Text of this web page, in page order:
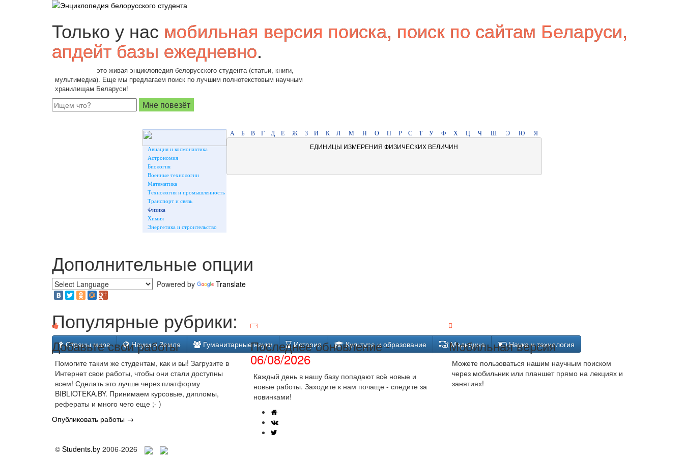
Только у нас мобильная версия поиска, поиск по сайтам Беларуси,
апдейт базы ежедневно.
- это живая энциклопедия белорусского студента (статьи, книги,
мультимедиа). Еще мы предлагаем поиск по лучшим полнотекстовым научным
хранилищам Беларуси!
Авиация и космонавтика
Астрономия
Биология
Военные технологии
Математика
Технология и промышленность
Транспорт и связь
Физика
Химия
Энергетика и строительство
А Б В Г Д Е Ж З И К Л М Н О П Р С Т У Ф Х Ц Ч Ш Э Ю
Я
ЕДИНИЦЫ ИЗМЕРЕНИЯ ФИЗИЧЕСКИХ ВЕЛИЧИН
Дополнительные опции
Powered by Translate
Популярные рубрики:
Страны мира Науки о Земле Гуманитарные науки История Культура и образование Медицина Наука и технология
Добавьте свои работы
Помогите таким же студентам, как и вы! Загрузите в
Интернет свои работы, чтобы они стали доступны
всем! Сделать это лучше через платформу
BIBLIOTEKA.BY. Принимаем курсовые, дипломы,
рефераты и много чего еще ;- )
Опубликовать работы →
Последнее обновление -
06/08/2026
Каждый день в нашу базу попадают всё новые и
новые работы. Заходите к нам почаще - следите за
новинками!
Мобильная версия
Можете пользоваться нашим научным поиском
через мобильник или планшет прямо на лекциях и
занятиях!
© Students.by 2006-2026